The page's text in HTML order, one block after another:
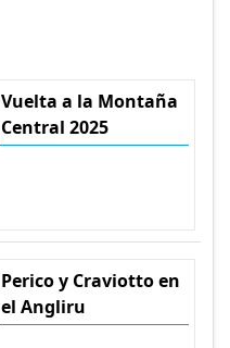
Vuelta a la Montaña
Central 2025
Perico y Craviotto en
el Angliru